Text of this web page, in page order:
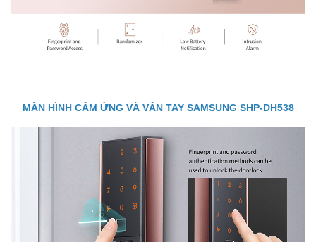
MÀN HÌNH CẢM ỨNG VÀ VÂN TAY SAMSUNG SHP-DH538